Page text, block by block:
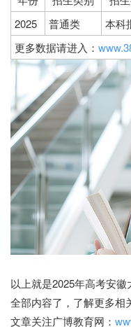
2025
普通类 本科
更多数据请进入：
以上就是2025年高考安徽
全部内容了，了解更多相
文章关注广博教育网：